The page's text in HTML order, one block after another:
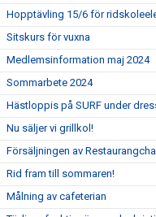
Hopptävling 15/6 för
Sitskurs för vuxna
Medlemsinformation maj 2024
Sommarbete 2024
Hästloppis på SURF under
Nu säljer vi grillkol!
Försäljningen av
Rid fram till sommaren!
Målning av cafeterian